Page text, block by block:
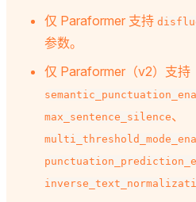
仅 Paraformer 支持
参数。
仅 Paraformer（v2）支持
max_sentence_silence、